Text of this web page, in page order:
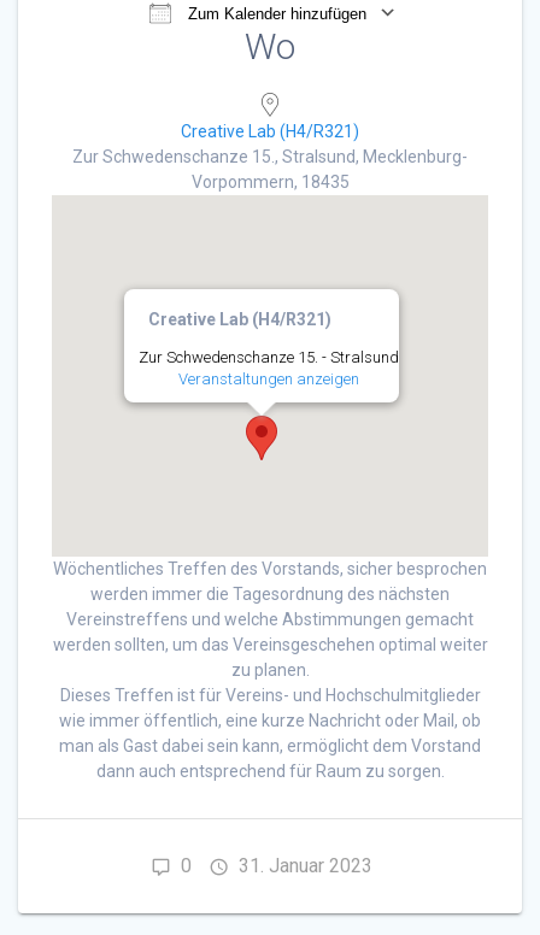
Zum Kalender hinzufügen
ICS herunterladenWo
Creative Lab (H4/R321)
Zur Schwedenschanze 15., Stralsund, Mecklenburg-
Vorpommern, 18435
Creative Lab (H4/R321)
Zur Schwedenschanze 15. - Stralsund
Veranstaltungen anzeigen
Wöchentliches Treffen des Vorstands, sicher besprochen
werden immer die Tagesordnung des nächsten
Vereinstreffens und welche Abstimmungen gemacht
werden sollten, um das Vereinsgeschehen optimal weiter
zu planen.
Dieses Treffen ist für Vereins- und Hochschulmitglieder
wie immer öffentlich, eine kurze Nachricht oder Mail, ob
man als Gast dabei sein kann, ermöglicht dem Vorstand
dann auch entsprechend für Raum zu sorgen.
0 31. Januar 2023